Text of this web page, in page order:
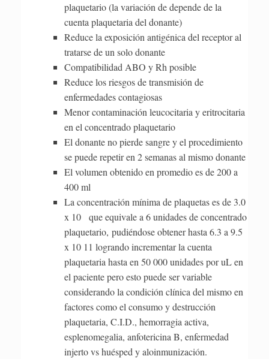
plaquetario (la variación de depende de la
cuenta plaquetaria del donante)
Reduce la exposición antigénica del receptor al
tratarse de un solo donante
Compatibilidad ABO y Rh posible
Reduce los riesgos de transmisión de
enfermedades contagiosas
Menor contaminación leucocitaria y eritrocitaria
en el concentrado plaquetario
El donante no pierde sangre y el procedimiento
se puede repetir en 2 semanas al mismo donante
El volumen obtenido en promedio es de 200 a
400 ml
La concentración mínima de plaquetas es de 3.0
x 10 que equivale a 6 unidades de concentrado
plaquetario, pudiéndose obtener hasta 6.3 a 9.5
x 10 11 logrando incrementar la cuenta
plaquetaria hasta en 50 000 unidades por uL en
el paciente pero esto puede ser variable
considerando la condición clínica del mismo en
factores como el consumo y destrucción
plaquetaria, C.I.D., hemorragia activa,
esplenomegalia, anfotericina B, enfermedad
injerto vs huésped y aloinmunización.